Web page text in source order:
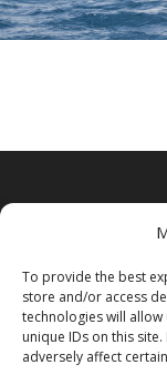
To provide the best
store and/or access
technologies will
unique IDs on this
adversely affect